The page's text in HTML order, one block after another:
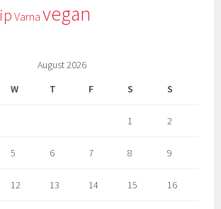
Varna vegan
August 2026
W T F S S
1 2
5 6 7 8 9
12 13 14 15 16